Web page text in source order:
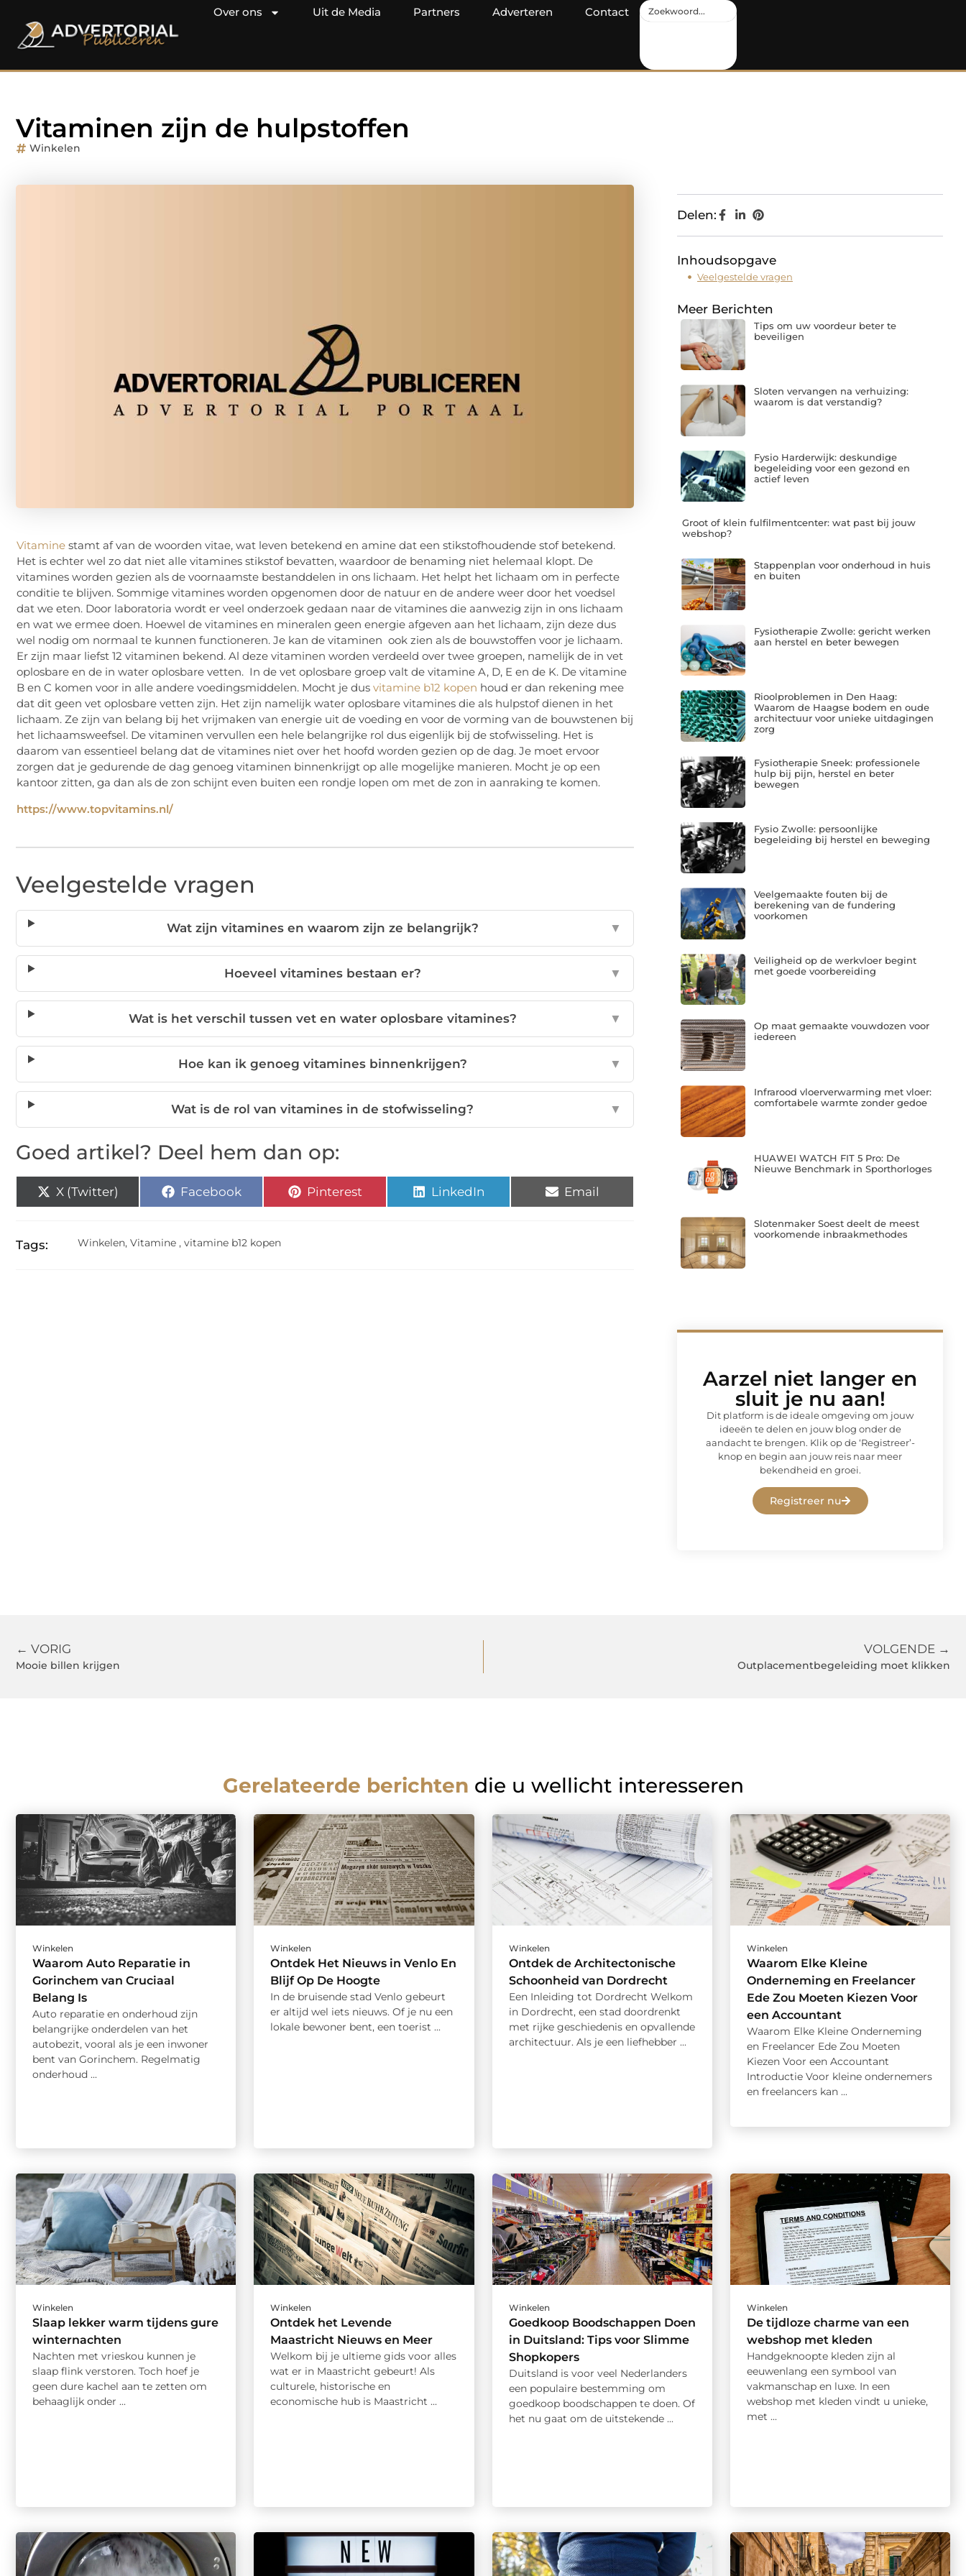
Over ons Uit de Media Partners Adverteren Contact
Vitaminen zijn de hulpstoffen
Winkelen
Vitamine stamt af van de woorden vitae, wat leven betekend en amine dat een stikstofhoudende stof betekend.
Het is echter wel zo dat niet alle vitamines stikstof bevatten, waardoor de benaming niet helemaal klopt. De
vitamines worden gezien als de voornaamste bestanddelen in ons lichaam. Het helpt het lichaam om in perfecte
conditie te blijven. Sommige vitamines worden opgenomen door de natuur en de andere weer door het voedsel
dat we eten. Door laboratoria wordt er veel onderzoek gedaan naar de vitamines die aanwezig zijn in ons lichaam
en wat we ermee doen. Hoewel de vitamines en mineralen geen energie afgeven aan het lichaam, zijn deze dus
wel nodig om normaal te kunnen functioneren. Je kan de vitaminen ook zien als de bouwstoffen voor je lichaam.
Er zijn maar liefst 12 vitaminen bekend. Al deze vitaminen worden verdeeld over twee groepen, namelijk de in vet
oplosbare en de in water oplosbare vetten. In de vet oplosbare groep valt de vitamine A, D, E en de K. De vitamine
B en C komen voor in alle andere voedingsmiddelen. Mocht je dus vitamine b12 kopen houd er dan rekening mee
dat dit geen vet oplosbare vetten zijn. Het zijn namelijk water oplosbare vitamines die als hulpstof dienen in het
lichaam. Ze zijn van belang bij het vrijmaken van energie uit de voeding en voor de vorming van de bouwstenen bij
het lichaamsweefsel. De vitaminen vervullen een hele belangrijke rol dus eigenlijk bij de stofwisseling. Het is
daarom van essentieel belang dat de vitamines niet over het hoofd worden gezien op de dag. Je moet ervoor
zorgen dat je gedurende de dag genoeg vitaminen binnenkrijgt op alle mogelijke manieren. Mocht je op een
kantoor zitten, ga dan als de zon schijnt even buiten een rondje lopen om met de zon in aanraking te komen.
https://www.topvitamins.nl/
Veelgestelde vragen
Wat zijn vitamines en waarom zijn ze belangrijk? ▼
Hoeveel vitamines bestaan er? ▼
Wat is het verschil tussen vet en water oplosbare vitamines? ▼
Hoe kan ik genoeg vitamines binnenkrijgen? ▼
Wat is de rol van vitamines in de stofwisseling? ▼
Goed artikel? Deel hem dan op:
X (Twitter) Facebook Pinterest LinkedIn Email
Tags: Winkelen, Vitamine , vitamine b12 kopen
Delen:
Inhoudsopgave
Veelgestelde vragen
Meer Berichten
Tips om uw voordeur beter te
beveiligen
Sloten vervangen na verhuizing:
waarom is dat verstandig?
Fysio Harderwijk: deskundige
begeleiding voor een gezond en
actief leven
Groot of klein fulfilmentcenter: wat past bij jouw
webshop?
Stappenplan voor onderhoud in huis
en buiten
Fysiotherapie Zwolle: gericht werken
aan herstel en beter bewegen
Rioolproblemen in Den Haag:
Waarom de Haagse bodem en oude
architectuur voor unieke uitdagingen
zorg
Fysiotherapie Sneek: professionele
hulp bij pijn, herstel en beter
bewegen
Fysio Zwolle: persoonlijke
begeleiding bij herstel en beweging
Veelgemaakte fouten bij de
berekening van de fundering
voorkomen
Veiligheid op de werkvloer begint
met goede voorbereiding
Op maat gemaakte vouwdozen voor
iedereen
Infrarood vloerverwarming met vloer:
comfortabele warmte zonder gedoe
HUAWEI WATCH FIT 5 Pro: De
Nieuwe Benchmark in Sporthorloges
Slotenmaker Soest deelt de meest
voorkomende inbraakmethodes
Aarzel niet langer en
sluit je nu aan!
Dit platform is de ideale omgeving om jouw
ideeën te delen en jouw blog onder de
aandacht te brengen. Klik op de ‘Registreer’-
knop en begin aan jouw reis naar meer
bekendheid en groei.
Registreer nu
← VORIG
Mooie billen krijgen
VOLGENDE →
Outplacementbegeleiding moet klikken
Gerelateerde berichten die u wellicht interesseren
Winkelen
Waarom Auto Reparatie in
Gorinchem van Cruciaal
Belang Is
Auto reparatie en onderhoud zijn
belangrijke onderdelen van het
autobezit, vooral als je een inwoner
bent van Gorinchem. Regelmatig
onderhoud ...
Winkelen
Ontdek Het Nieuws in Venlo En
Blijf Op De Hoogte
In de bruisende stad Venlo gebeurt
er altijd wel iets nieuws. Of je nu een
lokale bewoner bent, een toerist ...
Winkelen
Ontdek de Architectonische
Schoonheid van Dordrecht
Een Inleiding tot Dordrecht Welkom
in Dordrecht, een stad doordrenkt
met rijke geschiedenis en opvallende
architectuur. Als je een liefhebber ...
Winkelen
Waarom Elke Kleine
Onderneming en Freelancer
Ede Zou Moeten Kiezen Voor
een Accountant
Waarom Elke Kleine Onderneming
en Freelancer Ede Zou Moeten
Kiezen Voor een Accountant
Introductie Voor kleine ondernemers
en freelancers kan ...
Winkelen
Slaap lekker warm tijdens gure
winternachten
Nachten met vrieskou kunnen je
slaap flink verstoren. Toch hoef je
geen dure kachel aan te zetten om
behaaglijk onder ...
Winkelen
Ontdek het Levende
Maastricht Nieuws en Meer
Welkom bij je ultieme gids voor alles
wat er in Maastricht gebeurt! Als
culturele, historische en
economische hub is Maastricht ...
Winkelen
Goedkoop Boodschappen Doen
in Duitsland: Tips voor Slimme
Shopkopers
Duitsland is voor veel Nederlanders
een populaire bestemming om
goedkoop boodschappen te doen. Of
het nu gaat om de uitstekende ...
Winkelen
De tijdloze charme van een
webshop met kleden
Handgeknoopte kleden zijn al
eeuwenlang een symbool van
vakmanschap en luxe. In een
webshop met kleden vindt u unieke,
met ...